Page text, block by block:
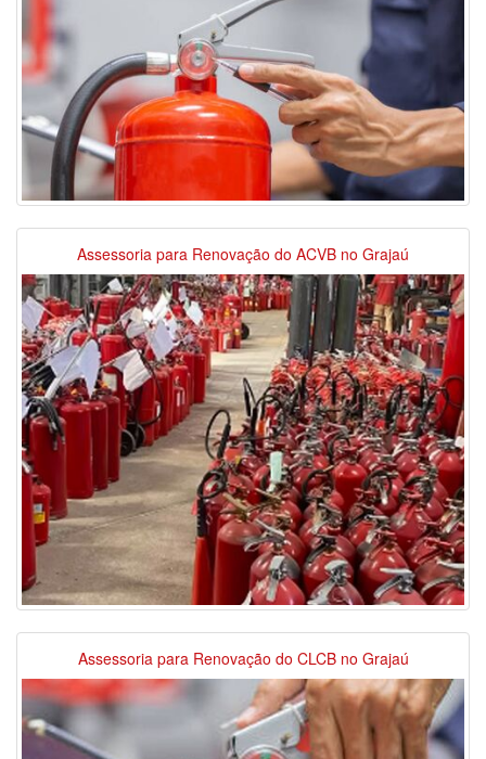
Assessoria para Renovação do ACVB no Grajaú
Assessoria para Renovação do CLCB no Grajaú